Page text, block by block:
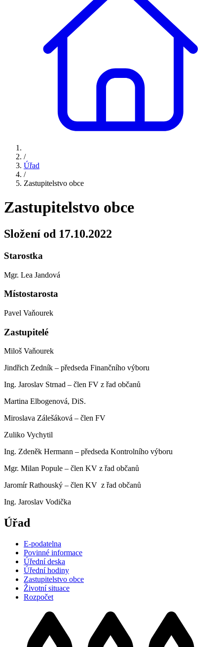
/
Úřad
/
Zastupitelstvo obce
Zastupitelstvo obce
Složení od 17.10.2022
Starostka
Mgr. Lea Jandová
Místostarosta
Pavel Vaňourek
Zastupitelé
Miloš Vaňourek
Jindřich Zedník – předseda Finančního výboru
Ing. Jaroslav Strnad – člen FV z řad občanů
Martina Elbogenová, DiS.
Miroslava Zálešáková – člen FV
Zuliko Vychytil
Ing. Zdeněk Hermann – předseda Kontrolního výboru
Mgr. Milan Popule – člen KV z řad občanů
Jaromír Rathouský – člen KV z řad občanů
Ing. Jaroslav Vodička
Úřad
E-podatelna
Povinné informace
Úřední deska
Úřední hodiny
Zastupitelstvo obce
Životní situace
Rozpočet